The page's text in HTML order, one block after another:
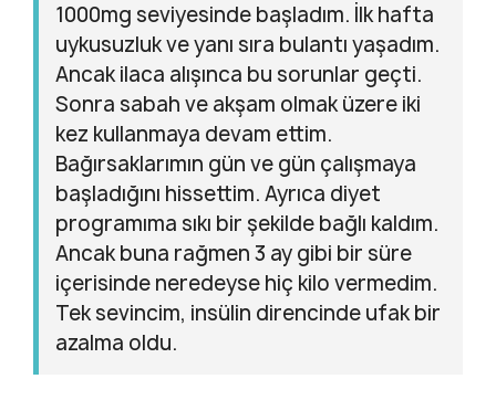
1000mg seviyesinde başladım. İlk hafta
uykusuzluk ve yanı sıra bulantı yaşadım.
Ancak ilaca alışınca bu sorunlar geçti.
Sonra sabah ve akşam olmak üzere iki
kez kullanmaya devam ettim.
Bağırsaklarımın gün ve gün çalışmaya
başladığını hissettim. Ayrıca diyet
programıma sıkı bir şekilde bağlı kaldım.
Ancak buna rağmen 3 ay gibi bir süre
içerisinde neredeyse hiç kilo vermedim.
Tek sevincim, insülin direncinde ufak bir
azalma oldu.